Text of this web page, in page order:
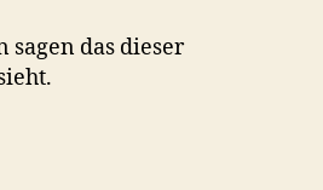
sagen das dieser